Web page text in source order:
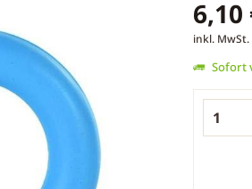
6,10
inkl. MwSt.
Sofort